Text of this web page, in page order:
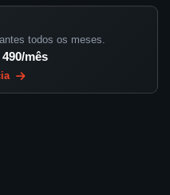
todos os meses.
mês